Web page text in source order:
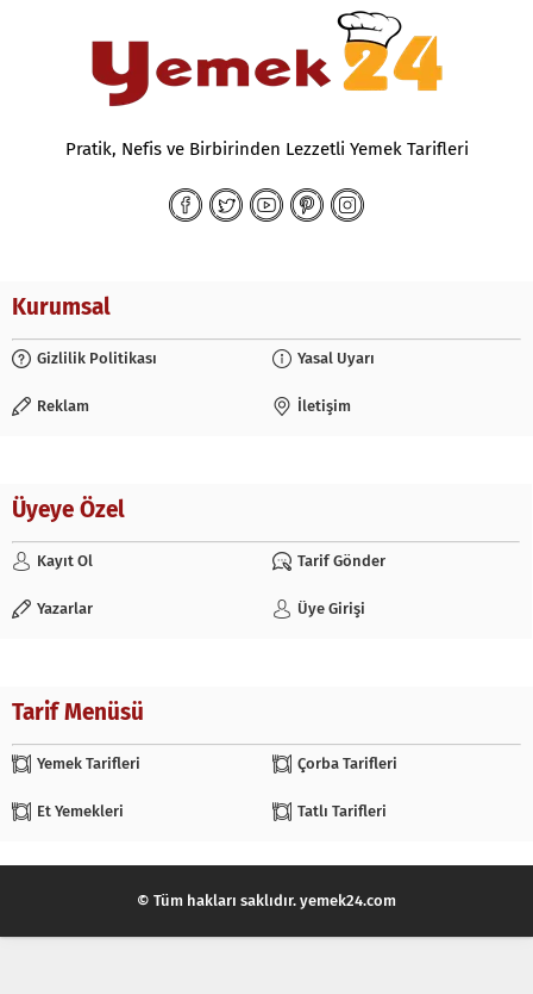
Pratik, Nefis ve Birbirinden Lezzetli Yemek Tarifleri
Kurumsal
Gizlilik Politikası Yasal Uyarı
Reklam İletişim
Üyeye Özel
Kayıt Ol Tarif Gönder
Yazarlar Üye Girişi
Tarif Menüsü
Yemek Tarifleri Çorba Tarifleri
Et Yemekleri Tatlı Tarifleri
© Tüm hakları saklıdır. yemek24.com